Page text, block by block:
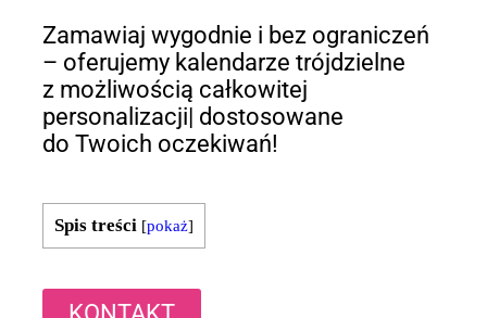
Zamawiaj wygodnie i bez ograniczeń
– oferujemy kalendarze trójdzielne
z możliwością całkowitej
personalizacji| dostosowane
do Twoich oczekiwań!
Spis treści [pokaż]